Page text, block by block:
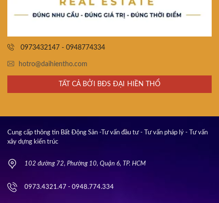
0973432147 - 0948774334
hotro@daihientho.com
TẤT CẢ BỞI BĐS ĐẠI HIỀN THỔ
Cung cấp thông tin Bất Động Sản -Tư vấn đầu tư - Tư vấn pháp lý - Tư vấn
xây dựng kiến trúc
102 đường 72, Phường 10, Quận 6, TP. HCM
0973.4321.47 - 0948.774.334